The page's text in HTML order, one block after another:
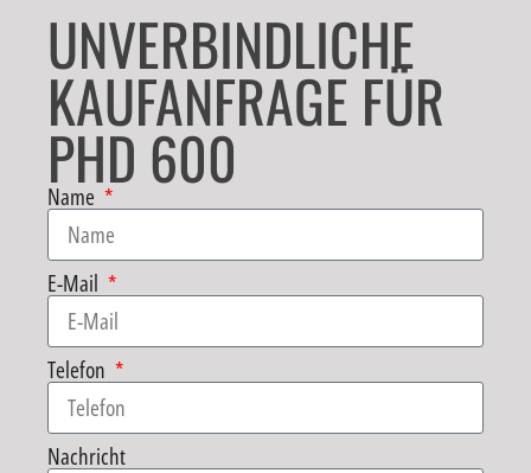
UNVERBINDLICHE
KAUFANFRAGE FÜR
PHD 600
Name
E-Mail
Telefon
Nachricht